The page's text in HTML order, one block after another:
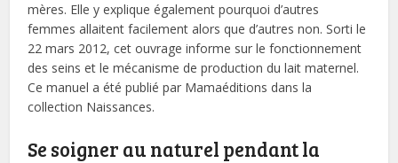
mères. Elle y explique également pourquoi d’autres
femmes allaitent facilement alors que d’autres non. Sorti le
22 mars 2012, cet ouvrage informe sur le fonctionnement
des seins et le mécanisme de production du lait maternel.
Ce manuel a été publié par Mamaéditions dans la
collection Naissances.
Se soigner au naturel pendant la